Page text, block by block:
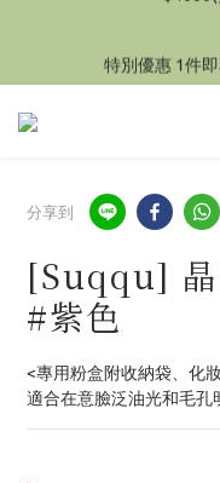
分享到
[Suqqu] 晶
#紫色
<專用粉盒附收納袋、化
適合在意臉泛油光和毛孔